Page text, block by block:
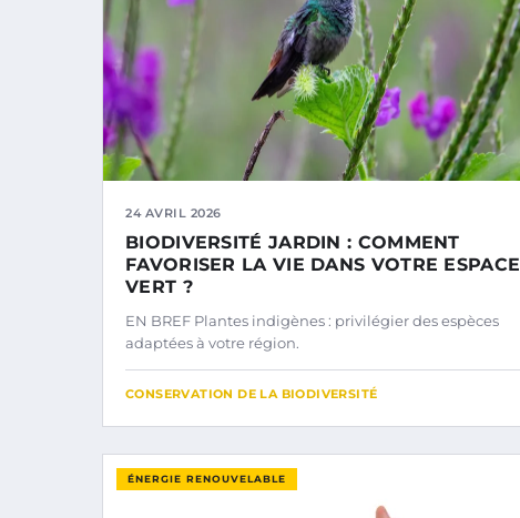
24 AVRIL 2026
BIODIVERSITÉ JARDIN : COMMENT
FAVORISER LA VIE DANS VOTRE ESPACE
VERT ?
EN BREF Plantes indigènes : privilégier des espèces
adaptées à votre région.
CONSERVATION DE LA BIODIVERSITÉ
ÉNERGIE RENOUVELABLE